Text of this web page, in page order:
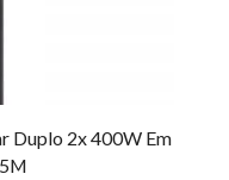
Duplo 2x 400W Em